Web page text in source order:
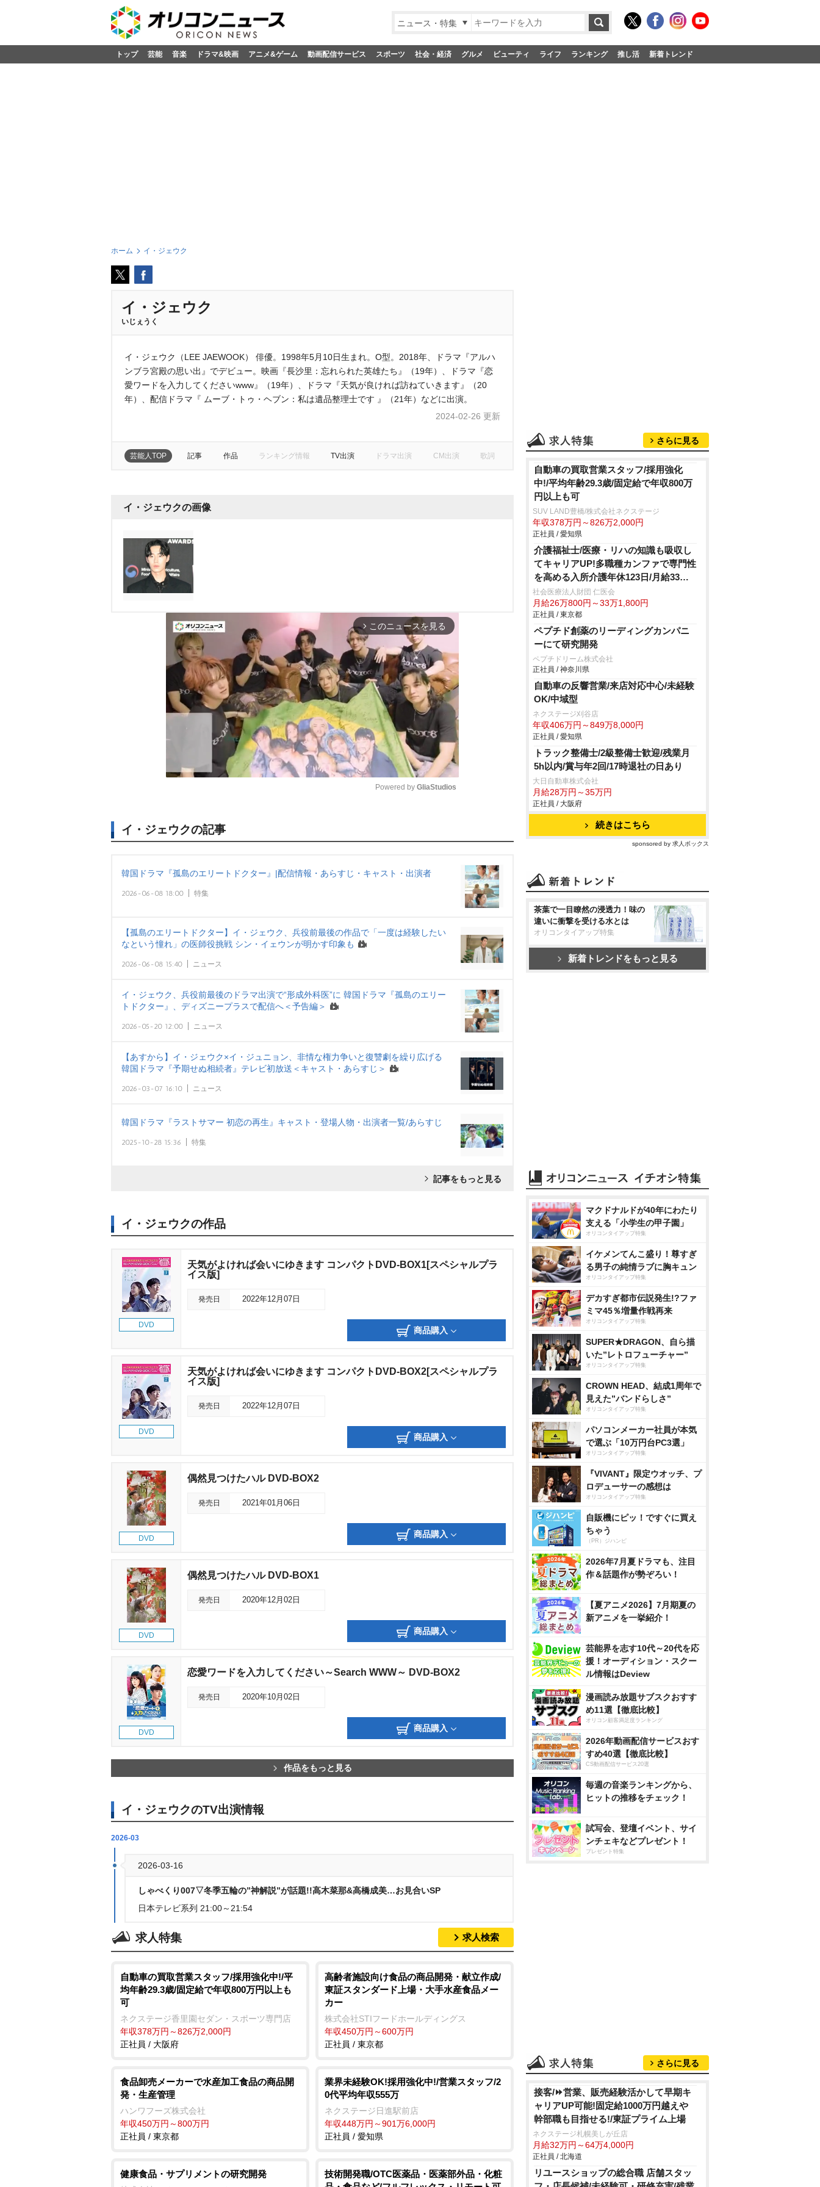
ニュース・特集
トップ 芸能 音楽 ドラマ&映画 アニメ&ゲーム 動画配信サービス スポーツ 社会・経済 グルメ ビューティ ライフ ランキング 推し活 新着トレンド
ホーム イ・ジェウク
イ・ジェウク
いじぇうく
イ・ジェウク（LEE JAEWOOK） 俳優。1998年5月10日生まれ。O型。2018年、ドラマ『アルハ
ンブラ宮殿の思い出』でデビュー。映画『長沙里：忘れられた英雄たち』（19年）、ドラマ『恋
愛ワードを入力してくださいwww』（19年）、ドラマ『天気が良ければ訪ねていきます』（20
年）、配信ドラマ『 ムーブ・トゥ・ヘブン：私は遺品整理士です 』（21年）などに出演。
2024-02-26 更新
芸能人TOP 記事 作品 ランキング情報 TV出演 ドラマ出演 CM出演 歌詞
イ・ジェウクの画像
arrow_forward_ios このニュースを見る
u
e
Powered by GliaStudios
イ・ジェウクの記事
韓国ドラマ『孤島のエリートドクター』|配信情報・あらすじ・キャスト・出演者
2026-06-08 18:00 特集
【孤島のエリートドクター】イ・ジェウク、兵役前最後の作品で「一度は経験したい
なという憧れ」の医師役挑戦 シン・イェウンが明かす印象も
2026-06-08 15:40 ニュース
イ・ジェウク、兵役前最後のドラマ出演で“形成外科医”に 韓国ドラマ『孤島のエリー
トドクター』、ディズニープラスで配信へ＜予告編＞
2026-05-20 12:00 ニュース
【あすから】イ・ジェウク×イ・ジュニョン、非情な権力争いと復讐劇を繰り広げる
韓国ドラマ『予期せぬ相続者』テレビ初放送＜キャスト・あらすじ＞
2026-03-07 16:10 ニュース
韓国ドラマ『ラストサマー 初恋の再生』キャスト・登場人物・出演者一覧/あらすじ
2025-10-28 15:36 特集
記事をもっと見る
イ・ジェウクの作品
DVD
天気がよければ会いにゆきます コンパクトDVD-BOX1[スペシャルプラ
イス版]
発売日 2022年12月07日
商品購入
DVD
天気がよければ会いにゆきます コンパクトDVD-BOX2[スペシャルプラ
イス版]
発売日 2022年12月07日
商品購入
DVD
偶然見つけたハル DVD-BOX2
発売日 2021年01月06日
商品購入
DVD
偶然見つけたハル DVD-BOX1
発売日 2020年12月02日
商品購入
DVD
恋愛ワードを入力してください～Search WWW～ DVD-BOX2
発売日 2020年10月02日
商品購入
作品をもっと見る
イ・ジェウクのTV出演情報
2026-03
2026-03-16
しゃべくり007▽冬季五輪の”神解説”が話題!!高木菜那&高橋成美…お見合いSP
日本テレビ系列 21:00～21:54
求人特集 求人検索
自動車の買取営業スタッフ/採用強化中!/平
均年齢29.3歳/固定給で年収800万円以上も
可
ネクステージ香里園セダン・スポーツ専門店
年収378万円～826万2,000円
正社員 / 大阪府
高齢者施設向け食品の商品開発・献立作成/
東証スタンダード上場・大手水産食品メー
カー
株式会社STIフードホールディングス
年収450万円～600万円
正社員 / 東京都
食品卸売メーカーで水産加工食品の商品開
発・生産管理
ハンワフーズ株式会社
年収450万円～800万円
正社員 / 東京都
業界未経験OK!採用強化中!/営業スタッフ/2
0代平均年収555万
ネクステージ日進駅前店
年収448万円～901万6,000円
正社員 / 愛知県
健康食品・サプリメントの研究開発
技術開発職/OTC医薬品・医薬部外品・化粧
さらに見る
自動車の買取営業スタッフ/採用強化
中!/平均年齢29.3歳/固定給で年収800万
円以上も可
SUV LAND豊橋/株式会社ネクステージ
年収378万円～826万2,000円
正社員 / 愛知県
介護福祉士/医療・リハの知識も吸収し
てキャリアUP!多職種カンファで専門性
を高める入所介護年休123日/月給33万
可
社会医療法人財団 仁医会
月給26万800円～33万1,800円
正社員 / 東京都
ペプチド創薬のリーディングカンパニ
ーにて研究開発
ペプチドリーム株式会社
正社員 / 神奈川県
自動車の反響営業/来店対応中心/未経験
OK/中域型
ネクステージ刈谷店
年収406万円～849万8,000円
正社員 / 愛知県
トラック整備士/2級整備士歓迎/残業月
5h以内/賞与年2回/17時退社の日あり
大日自動車株式会社
月給28万円～35万円
正社員 / 大阪府
続きはこちら
sponsored by 求人ボックス
茶葉で一目瞭然の浸透力！味の
違いに衝撃を受ける水とは
オリコンタイアップ特集
新着トレンドをもっと見る
マクドナルドが40年にわたり
支える「小学生の甲子園」
オリコンタイアップ特集
イケメンてんこ盛り！尊すぎ
る男子の純情ラブに胸キュン
オリコンタイアップ特集
デカすぎ都市伝説発生!?ファ
ミマ45％増量作戦再来
オリコンタイアップ特集
SUPER★DRAGON、自ら描
いた”レトロフューチャー”
オリコンタイアップ特集
CROWN HEAD、結成1周年で
見えた”バンドらしさ”
オリコンタイアップ特集
パソコンメーカー社員が本気
で選ぶ「10万円台PC3選」
オリコンタイアップ特集
『VIVANT』限定ウオッチ、プ
ロデューサーの感想は
オリコンタイアップ特集
自販機にピッ！ですぐに買え
ちゃう
（PR）ジハンピ
2026年7月夏ドラマも、注目
作＆話題作が勢ぞろい！
【夏アニメ2026】7月期夏の
新アニメを一挙紹介！
芸能界を志す10代～20代を応
援！オーディション・スクー
ル情報はDeview
漫画読み放題サブスクおすす
め11選【徹底比較】
オリコン顧客満足度ランキング
2026年動画配信サービスおす
すめ40選【徹底比較】
CS動画配信サービス20選
毎週の音楽ランキングから、
ヒットの推移をチェック！
試写会、登壇イベント、サイ
ンチェキなどプレゼント！
プレゼント特集
さらに見る
接客/⏩️営業、販売経験活かして早期キ
ャリアUP可能!固定給1000万円越え
幹部職も目指せる!/東証プライム上場
ネクステージ札幌美しが丘店
月給32万円～64万4,000円
正社員 / 北海道
リユースショップの総合職 店舗スタッ